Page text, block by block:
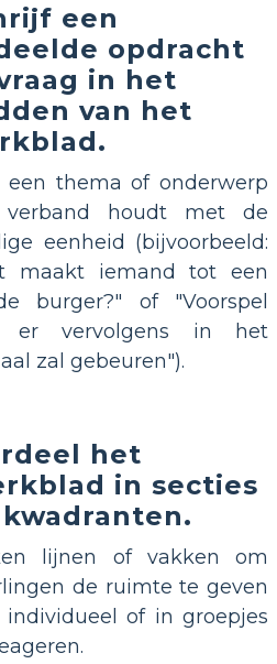
een
opdracht
in het
van het
een thema of onderwerp
houdt met de
eenheid (bijvoorbeeld:
maakt iemand tot een
burger?" of "Voorspel
er vervolgens in het
zal gebeuren").
het
in secties
lijnen of vakken om
de ruimte te geven
of in groepjes